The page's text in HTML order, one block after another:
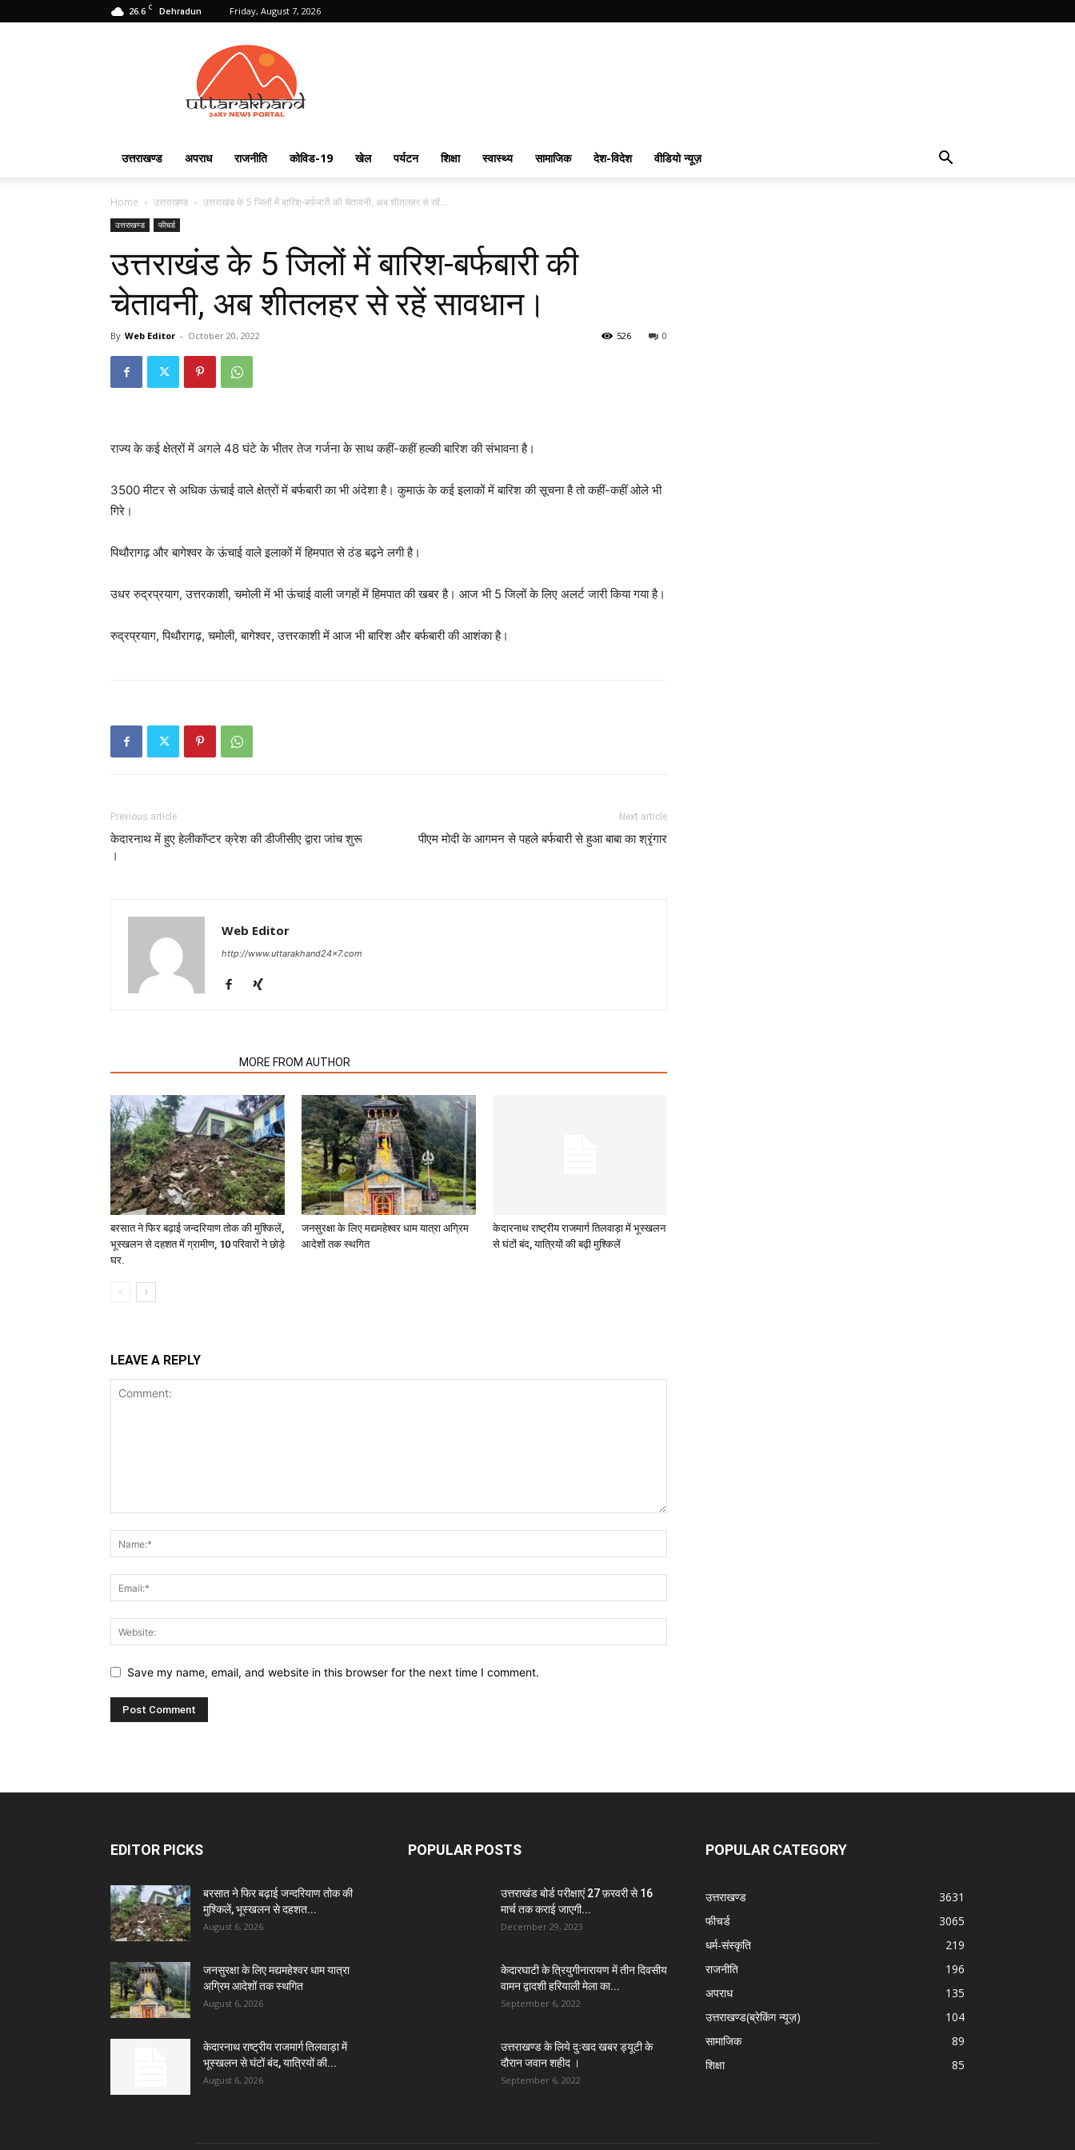
26.6 C Dehradun Friday, August 7, 2026
Uttarakhand
24X7
उत्तराखण्ड अपराध राजनीति कोविड-19 खेल पर्यटन शिक्षा स्वास्थ्य सामाजिक देश-विदेश वीडियो न्यूज़
Home उत्तराखण्ड उत्तराखंड के 5 जिलों में बारिश-बर्फबारी की चेतावनी, अब शीतलहर से रहें...
उत्तराखण्ड फीचर्ड
उत्तराखंड के 5 जिलों में बारिश-बर्फबारी की
चेतावनी, अब शीतलहर से रहें सावधान।
By Web Editor - October 20, 2022 0
526
राज्य के कई क्षेत्रों में अगले 48 घंटे के भीतर तेज गर्जना के साथ कहीं-कहीं हल्की बारिश की संभावना है।
3500 मीटर से अधिक ऊंचाई वाले क्षेत्रों में बर्फबारी का भी अंदेशा है। कुमाऊं के कई इलाकों में बारिश की सूचना है तो कहीं-कहीं ओले भी
गिरे।
पिथौरागढ़ और बागेश्वर के ऊंचाई वाले इलाकों में हिमपात से ठंड बढ़ने लगी है।
उधर रुद्रप्रयाग, उत्तरकाशी, चमोली में भी ऊंचाई वाली जगहों में हिमपात की खबर है। आज भी 5 जिलों के लिए अलर्ट जारी किया गया है।
रुद्रप्रयाग, पिथौरागढ़, चमोली, बागेश्वर, उत्तरकाशी में आज भी बारिश और बर्फबारी की आशंका है।
Previous article
केदारनाथ में हुए हेलीकॉप्टर क्रेश की डीजीसीए द्वारा जांच शुरू
।
Next article
पीएम मोदी के आगमन से पहले बर्फबारी से हुआ बाबा का श्रृंगार
Web Editor
http://www.uttarakhand24x7.com
MORE FROM AUTHOR
बरसात ने फिर बढ़ाई जन्दरियाण तोक की मुश्किलें,
भूस्खलन से दहशत में ग्रामीण, 10 परिवारों ने छोड़े
घर.
जनसुरक्षा के लिए मद्यमहेश्वर धाम यात्रा अग्रिम
आदेशों तक स्थगित
केदारनाथ राष्ट्रीय राजमार्ग तिलवाड़ा में भूस्खलन
से घंटों बंद, यात्रियों की बढ़ी मुश्किलें
LEAVE A REPLY
Save my name, email, and website in this browser for the next time I comment.
EDITOR PICKS
बरसात ने फिर बढ़ाई जन्दरियाण तोक की
मुश्किलें, भूस्खलन से दहशत...
August 6, 2026
जनसुरक्षा के लिए मद्यमहेश्वर धाम यात्रा
अग्रिम आदेशों तक स्थगित
August 6, 2026
केदारनाथ राष्ट्रीय राजमार्ग तिलवाड़ा में
भूस्खलन से घंटों बंद, यात्रियों की...
August 6, 2026
POPULAR POSTS
उत्तराखंड बोर्ड परीक्षाएं 27 फ़रवरी से 16
मार्च तक कराई जाएगी...
December 29, 2023
केदारघाटी के त्रियुगीनारायण में तीन दिवसीय
वामन द्वादशी हरियाली मेला का...
September 6, 2022
उत्तराखण्ड के लिये दुःखद खबर ड्यूटी के
दौरान जवान शहीद ।
September 6, 2022
POPULAR CATEGORY
उत्तराखण्ड
3631
फीचर्ड
3065
धर्म-संस्कृति
219
राजनीति
196
अपराध
135
उत्तराखण्ड(ब्रेकिंग न्यूज़)
104
सामाजिक
89
शिक्षा
85